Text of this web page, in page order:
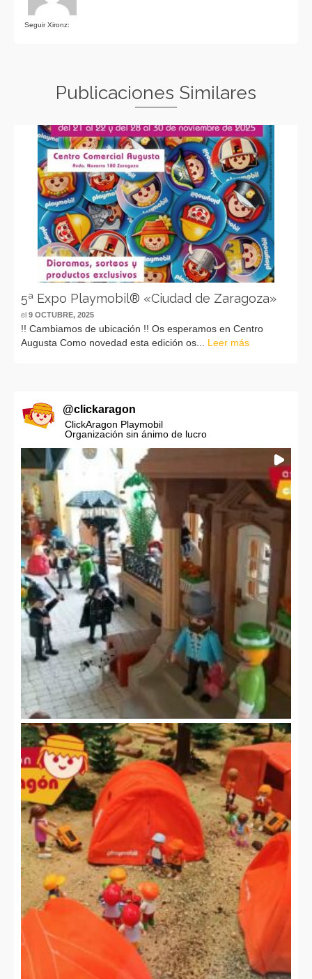
Seguir Xironz:
Publicaciones Similares
5ª Expo Playmobil® «Ciudad de Zaragoza»
el 9 OCTUBRE, 2025
!! Cambiamos de ubicación !! Os esperamos en Centro
Augusta Como novedad esta edición os... Leer más
@clickaragon
ClickAragon Playmobil
Organización sin ánimo de lucro